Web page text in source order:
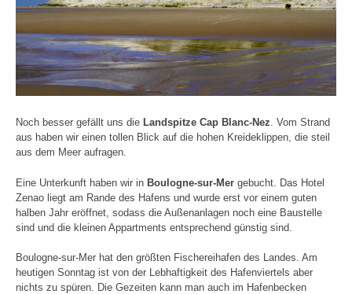
Noch besser gefällt uns die Landspitze Cap Blanc-Nez. Vom Strand
aus haben wir einen tollen Blick auf die hohen Kreideklippen, die steil
aus dem Meer aufragen.
Eine Unterkunft haben wir in Boulogne-sur-Mer gebucht. Das Hotel
Zenao liegt am Rande des Hafens und wurde erst vor einem guten
halben Jahr eröffnet, sodass die Außenanlagen noch eine Baustelle
sind und die kleinen Appartments entsprechend günstig sind.
Boulogne-sur-Mer hat den größten Fischereihafen des Landes. Am
heutigen Sonntag ist von der Lebhaftigkeit des Hafenviertels aber
nichts zu spüren. Die Gezeiten kann man auch im Hafenbecken